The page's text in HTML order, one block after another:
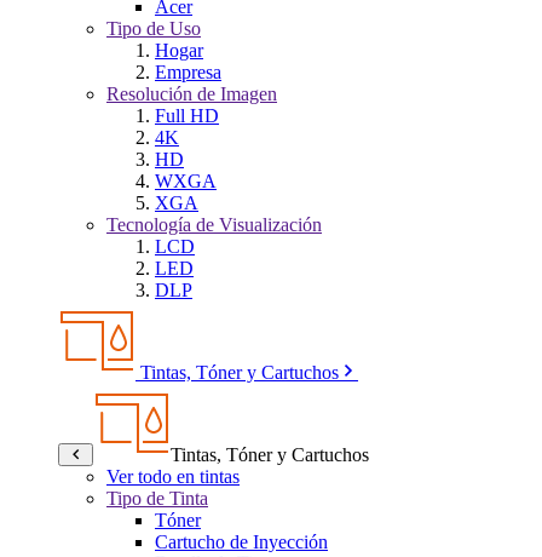
Acer
Tipo de Uso
Hogar
Empresa
Resolución de Imagen
Full HD
4K
HD
WXGA
XGA
Tecnología de Visualización
LCD
LED
DLP
Tintas, Tóner y Cartuchos
Tintas, Tóner y Cartuchos
Ver todo en tintas
Tipo de Tinta
Tóner
Cartucho de Inyección